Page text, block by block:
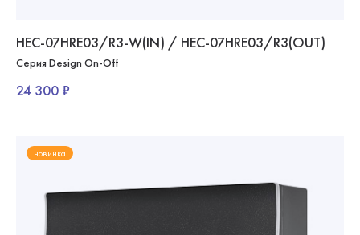
HEC-07HRE03/R3-W(IN) / HEC-07HRE03/R3(OUT)
Серия Design On-Off
24 300 ₽
новинка